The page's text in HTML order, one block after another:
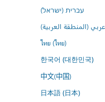
עברית (ישראל)
عربي (المنطقة العربية)
ไทย (ไทย)
한국어 (대한민국)
中文(中国)
日本語 (日本)